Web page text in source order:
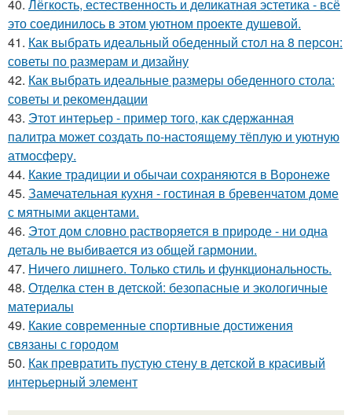
40. Лёгкость, естественность и деликатная эстетика - всё
это соединилось в этом уютном проекте душевой.
41. Как выбрать идеальный обеденный стол на 8 персон:
советы по размерам и дизайну
42. Как выбрать идеальные размеры обеденного стола:
советы и рекомендации
43. Этот интерьер - пример того, как сдержанная
палитра может создать по-настоящему тёплую и уютную
атмосферу.
44. Какие традиции и обычаи сохраняются в Воронеже
45. Замечательная кухня - гостиная в бревенчатом доме
с мятными акцентами.
46. Этот дом словно растворяется в природе - ни одна
деталь не выбивается из общей гармонии.
47. Ничего лишнего. Только стиль и функциональность.
48. Отделка стен в детской: безопасные и экологичные
материалы
49. Какие современные спортивные достижения
связаны с городом
50. Как превратить пустую стену в детской в красивый
интерьерный элемент